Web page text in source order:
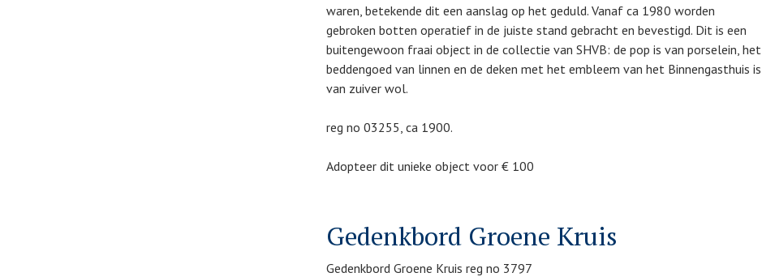
waren, betekende dit een aanslag op het geduld. Vanaf ca 1980 worden
gebroken botten operatief in de juiste stand gebracht en bevestigd. Dit is een
buitengewoon fraai object in de collectie van SHVB: de pop is van porselein, het
beddengoed van linnen en de deken met het embleem van het Binnengasthuis is
van zuiver wol.
reg no 03255, ca 1900.
Adopteer dit unieke object voor € 100
Gedenkbord Groene Kruis
Gedenkbord Groene Kruis reg no 3797